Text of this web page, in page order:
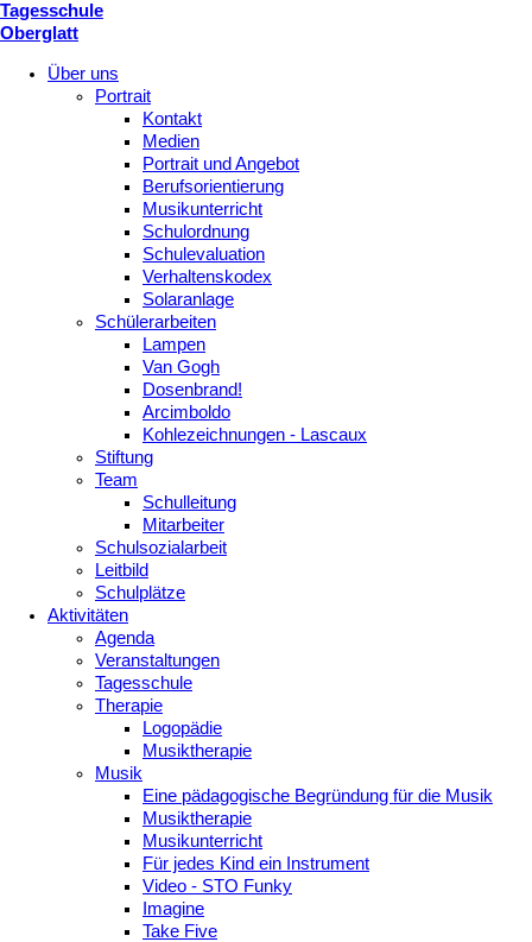
Tagesschule
Oberglatt
Über uns
Portrait
Kontakt
Medien
Portrait und Angebot
Berufsorientierung
Musikunterricht
Schulordnung
Schulevaluation
Verhaltenskodex
Solaranlage
Schülerarbeiten
Lampen
Van Gogh
Dosenbrand!
Arcimboldo
Kohlezeichnungen - Lascaux
Stiftung
Team
Schulleitung
Mitarbeiter
Schulsozialarbeit
Leitbild
Schulplätze
Aktivitäten
Agenda
Veranstaltungen
Tagesschule
Therapie
Logopädie
Musiktherapie
Musik
Eine pädagogische Begründung für die Musik
Musiktherapie
Musikunterricht
Für jedes Kind ein Instrument
Video - STO Funky
Imagine
Take Five